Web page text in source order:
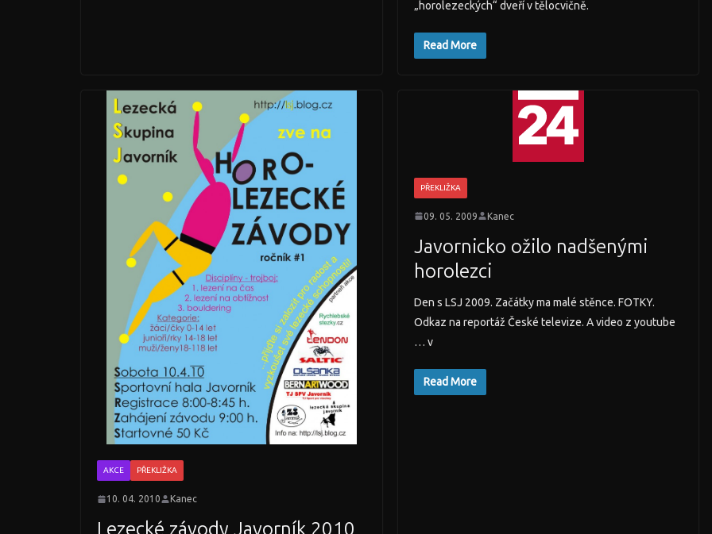
„horolezeckých“ dveří v tělocvičně.
Read More
AKCE PŘEKLIŽKA
10. 04. 2010 Kanec
Lezecké závody Javorník 2010
PŘEKLIŽKA
09. 05. 2009 Kanec
Javornicko ožilo nadšenými
horolezci
Den s LSJ 2009. Začátky ma malé stěnce. FOTKY.
Odkaz na reportáž České televize. A video z youtube
… v
Read More